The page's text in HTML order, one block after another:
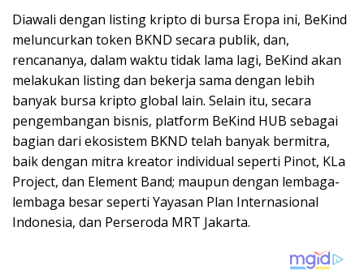
Diawali dengan listing kripto di bursa Eropa ini, BeKind
meluncurkan token BKND secara publik, dan,
rencananya, dalam waktu tidak lama lagi, BeKind akan
melakukan listing dan bekerja sama dengan lebih
banyak bursa kripto global lain. Selain itu, secara
pengembangan bisnis, platform BeKind HUB sebagai
bagian dari ekosistem BKND telah banyak bermitra,
baik dengan mitra kreator individual seperti Pinot, KLa
Project, dan Element Band; maupun dengan lembaga-
lembaga besar seperti Yayasan Plan Internasional
Indonesia, dan Perseroda MRT Jakarta.